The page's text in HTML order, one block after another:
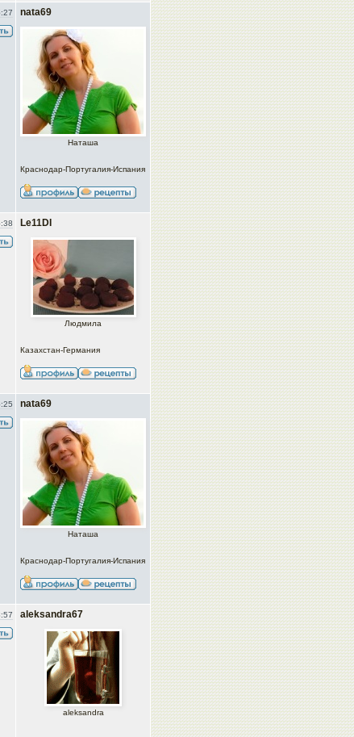
nata69
Наташа
Краснодар-Португалия-Испания
Le11DI
Людмила
Казахстан-Германия
nata69
Наташа
Краснодар-Португалия-Испания
aleksandra67
aleksandra